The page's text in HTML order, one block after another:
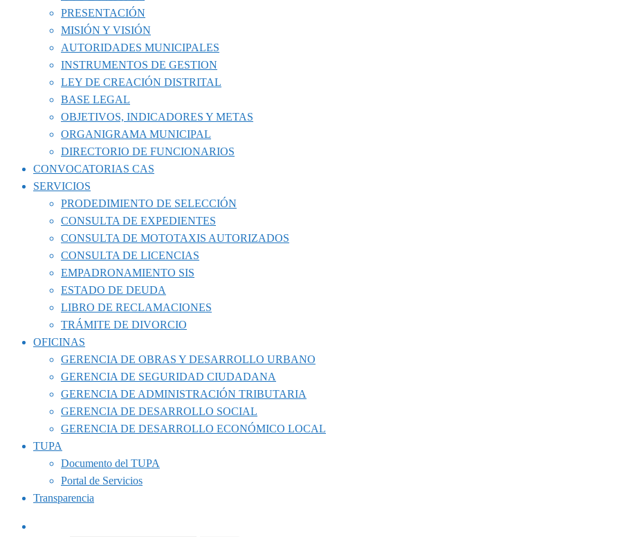
PRESENTACIÓN
MISIÓN Y VISIÓN
AUTORIDADES MUNICIPALES
INSTRUMENTOS DE GESTION
LEY DE CREACIÓN DISTRITAL
BASE LEGAL
OBJETIVOS, INDICADORES Y METAS
ORGANIGRAMA MUNICIPAL
DIRECTORIO DE FUNCIONARIOS
CONVOCATORIAS CAS
SERVICIOS
PRODEDIMIENTO DE SELECCIÓN
CONSULTA DE EXPEDIENTES
CONSULTA DE MOTOTAXIS AUTORIZADOS
CONSULTA DE LICENCIAS
EMPADRONAMIENTO SIS
ESTADO DE DEUDA
LIBRO DE RECLAMACIONES
TRÁMITE DE DIVORCIO
OFICINAS
GERENCIA DE OBRAS Y DESARROLLO URBANO
GERENCIA DE SEGURIDAD CIUDADANA
GERENCIA DE ADMINISTRACIÓN TRIBUTARIA
GERENCIA DE DESARROLLO SOCIAL
GERENCIA DE DESARROLLO ECONÓMICO LOCAL
TUPA
Documento del TUPA
Portal de Servicios
Transparencia